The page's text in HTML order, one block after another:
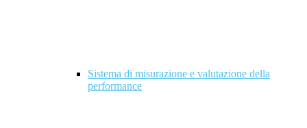
Sistema di misurazione e valutazione della
performance